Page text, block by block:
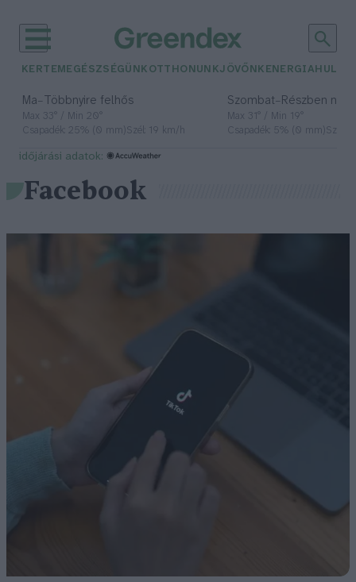
KERTEM EGÉSZSÉGÜNK OTTHONUNKJÖVŐNK ENERGIA
Ma– Többnyire felhős
Max 33° / Min 20°
Csapadék: 25% (0 mm)Szél: 19 km/h
Szombat– Részben
Max 31° / Min 19°
Csapadék: 5% (0 mm)Szél:
időjárási adatok:
Facebook